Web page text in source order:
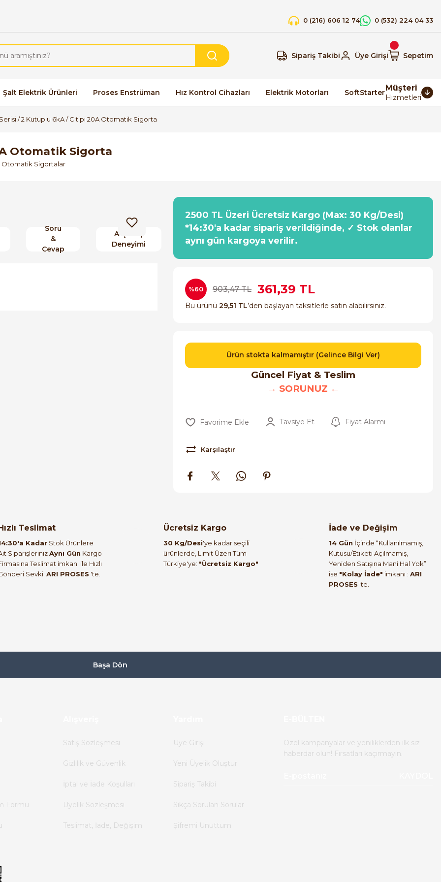
0 (216) 606 12 74 0 (532) 224 04 33
Sipariş Takibi Üye Girişi Sepetim
Şalt Elektrik Ürünleri Proses Enstrüman Hız Kontrol Cihazları Elektrik Motorları SoftStarterMüşteri
Hizmetleri
/ 2 Kutuplu 6kA / C tipi 20A Otomatik Sigorta
Otomatik Sigorta
Otomatik Sigortalar
Soru
&
Cevap
Alışveriş
Deneyimi
2500 TL Üzeri Ücretsiz Kargo (Max: 30 Kg/Desi)
*14:30'a kadar sipariş verildiğinde, ✓ Stok olanlar
aynı gün kargoya verilir.
%60 903,47 TL 361,39 TL
Bu ürünü 29,51 TL’den başlayan taksitlerle satın alabilirsiniz.
Ürün stokta kalmamıştır (Gelince Bilgi Ver)
Güncel Fiyat & Teslim
→ SORUNUZ ←
Tavsiye Et Fiyat Alarmı
Karşılaştır
Hızlı Teslimat
Kadar Stok Ürünlere
SiparişlerinizAynı Gün Kargo
Teslimat imkanı ile Hızlı
Sevki: ARI PROSES 'te.
Ücretsiz Kargo
30 Kg/Desi'ye kadar seçili
ürünlerde, Limit Üzeri Tüm
Türkiye'ye: "Ücretsiz Kargo"
İade ve Değişim
14 Gün İçinde “Kullanılmamış,
Kutusu/Etiketi Açılmamış,
Yeniden Satışına Mani Hal Yok”
ise "Kolay İade" imkanı : ARI
PROSES 'te.
Başa Dön
Formu
Satış Sözleşmesi
Gizlilik ve Güvenlik
İptal ve İade Koşulları
Üyelik Sözleşmesi
Teslimat, İade, Değişim
Üye Girişi
Yeni Üyelik Oluştur
Sipariş Takibi
Sıkça Sorulan Sorular
Şifremi Unuttum
Özel kampanyalar ve yeniliklerden ilk siz
haberdar olun! Fırsatları kaçırmayın.